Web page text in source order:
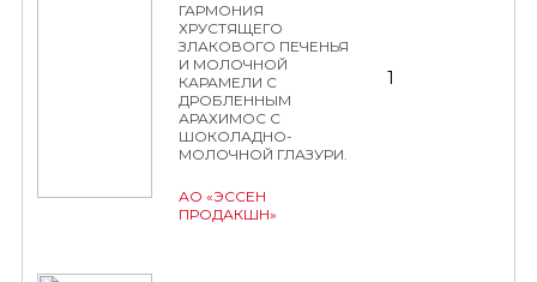
ГАРМОНИЯ
ХРУСТЯЩЕГО
ЗЛАКОВОГО ПЕЧЕНЬЯ
И МОЛОЧНОЙ
КАРАМЕЛИ С
ДРОБЛЕННЫМ
АРАХИМОС С
ШОКОЛАДНО-
МОЛОЧНОЙ ГЛАЗУРИ.
АО «ЭССЕН
ПРОДАКШН»
1